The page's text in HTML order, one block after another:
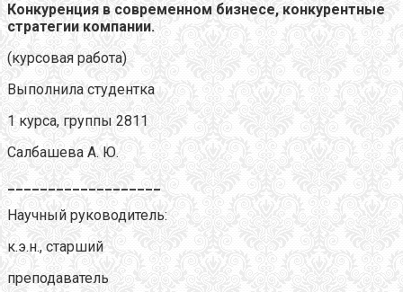
Конкуренция в современном бизнесе, конкурентные
стратегии компании.
(курсовая работа)
Выполнила студентка
1 курса, группы 2811
Салбашева А. Ю.
Научный руководитель:
к.э.н., старший
преподаватель